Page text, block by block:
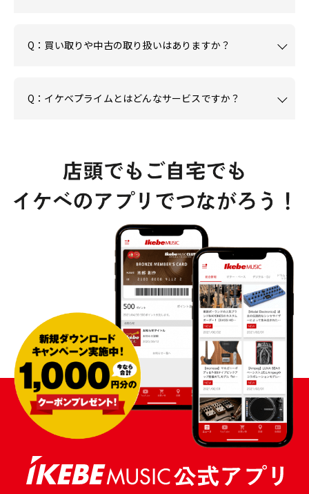
Q：買い取りや中古の取り扱いはありますか？
Q：イケベプライムとはどんなサービスですか？